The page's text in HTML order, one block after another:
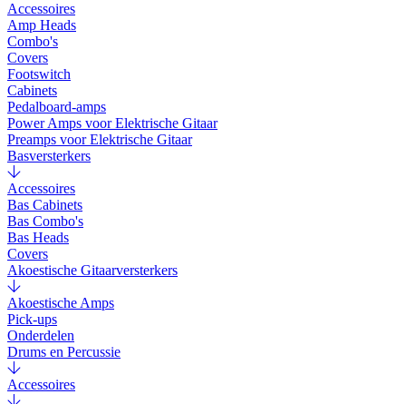
Accessoires
Amp Heads
Combo's
Covers
Footswitch
Cabinets
Pedalboard-amps
Power Amps voor Elektrische Gitaar
Preamps voor Elektrische Gitaar
Basversterkers
Accessoires
Bas Cabinets
Bas Combo's
Bas Heads
Covers
Akoestische Gitaarversterkers
Akoestische Amps
Pick-ups
Onderdelen
Drums en Percussie
Accessoires